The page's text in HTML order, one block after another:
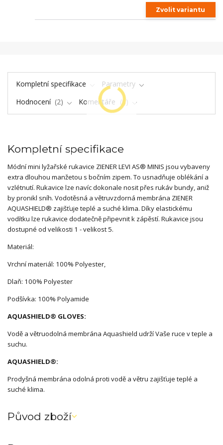
Zvolit variantu
Kompletní specifikace
Parametry
Hodnocení
2 Komentáře 0
Kompletní specifikace
Módní mini lyžařské rukavice ZIENER LEVI AS® MINIS jsou vybaveny
extra dlouhou manžetou s bočním zipem. To usnadňuje oblékání a
vzlétnutí. Rukavice lze navíc dokonale nosit přes rukáv bundy, aniž
by pronikl sníh. Vodotěsná a větruvzdorná membrána ZIENER
AQUASHIELD® zajišťuje teplé a suché klima. Díky elastickému
vodítku lze rukavice dodatečně připevnit k zápěstí. Rukavice jsou
dostupné od velikosti 1 - velikost 5.
Materiál:
Vrchní materiál: 100% Polyester,
Dlaň: 100% Polyester
Podšívka: 100% Polyamide
AQUASHIELD® GLOVES:
Vodě a větruodolná membrána Aquashield udrží Vaše ruce v teple a
suchu.
AQUASHIELD®:
Prodyšná membrána odolná proti vodě a větru zajišťuje teplé a
suché klima.
Původ zboží